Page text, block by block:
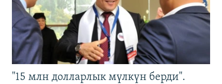
"15 млн долларлык мүлкүн берди".